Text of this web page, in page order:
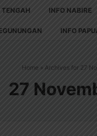
TENGAH INFO NABIRE
INFO
Home » Archives for 27
27